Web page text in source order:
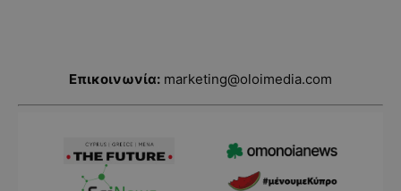
Επικοινωνία: marketing@oloimedia.com